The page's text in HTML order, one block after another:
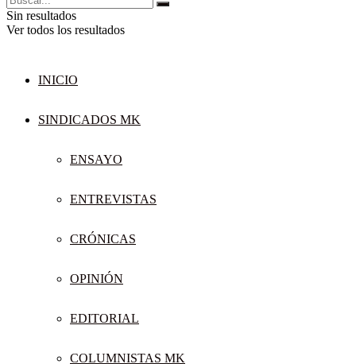
Sin resultados
Ver todos los resultados
INICIO
SINDICADOS MK
ENSAYO
ENTREVISTAS
CRÓNICAS
OPINIÓN
EDITORIAL
COLUMNISTAS MK